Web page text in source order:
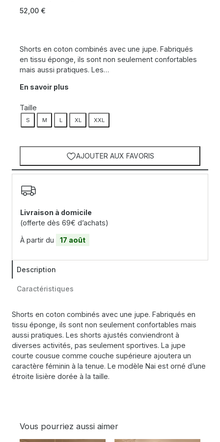
52,00 €
Shorts en coton combinés avec une jupe. Fabriqués
en tissu éponge, ils sont non seulement confortables
mais aussi pratiques. Les…
En savoir plus
Taille
S M L XL XXL
AJOUTER AUX FAVORIS
Livraison à domicile
(offerte dès 69€ d’achats)
À partir du 17 août
Description
Caractéristiques
Shorts en coton combinés avec une jupe. Fabriqués en
tissu éponge, ils sont non seulement confortables mais
aussi pratiques. Les shorts ajustés conviendront à
diverses activités, pas seulement sportives. La jupe
courte cousue comme couche supérieure ajoutera un
caractère féminin à la tenue. Le modèle Nai est orné d’une
étroite lisière dorée à la taille.
Vous pourriez aussi aimer